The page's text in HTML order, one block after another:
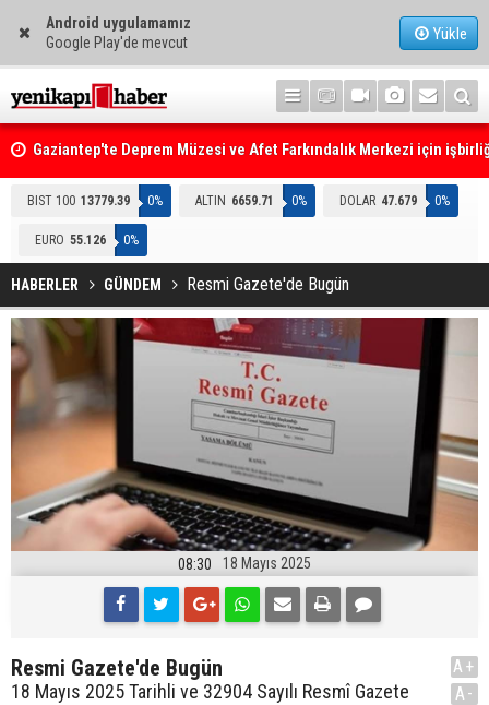
Android uygulamamız
Google Play'de mevcut
Yükle
Gaziantep'te Deprem Müzesi ve Afet Farkındalık Merkezi için
protokolü imzalandı
BIST 100 13779.39 0% ALTIN 6659.71 0% DOLAR 47.679 0%
EURO 55.126 0%
HABERLER GÜNDEM Resmi Gazete'de Bugün
08:30 18 Mayıs 2025
Resmi Gazete'de Bugün
18 Mayıs 2025 Tarihli ve 32904 Sayılı Resmî Gazete
A+
A-